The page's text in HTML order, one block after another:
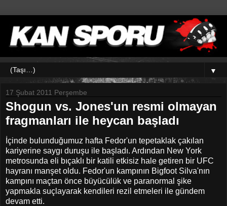
▼
17 Şubat 2011 Perşembe
Shogun vs. Jones'un resmi olmayan
fragmanları ile heycan başladı
İçinde bulunduğumuz hafta Fedor'un tepetaklak çakılan
kariyerine saygı duruşu ile başladı. Ardından New York
metrosunda eli bıçaklı bir katili etkisiz hale getiren bir UFC
hayranı manşet oldu. Fedor'un kampının Bigfoot Silva'nın
kampını maçtan önce büyücülük ve paranormal şike
yapmakla suçlayarak kendileri rezil etmeleri ile gündem
devam etti.